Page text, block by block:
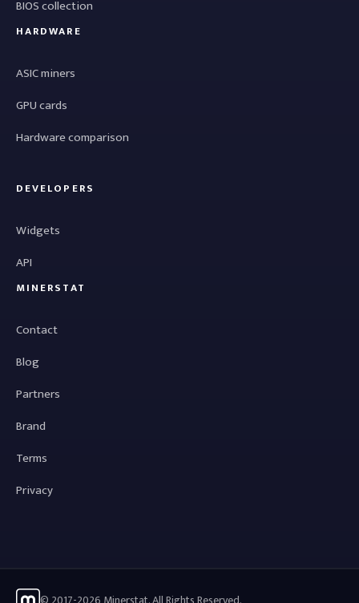
BIOS collection
HARDWARE
ASIC miners
GPU cards
Hardware comparison
DEVELOPERS
Widgets
API
MINERSTAT
Contact
Blog
Partners
Brand
Terms
Privacy